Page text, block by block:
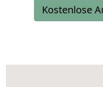
Kostenlose